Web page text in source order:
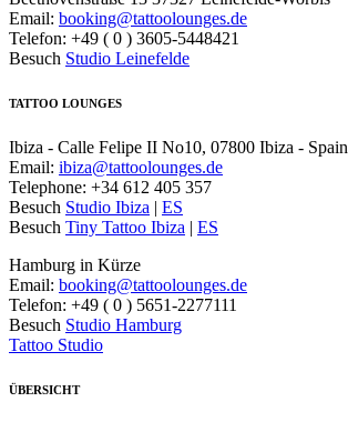
Email: booking@tattoolounges.de
Telefon: +49 ( 0 ) 3605-5448421
Besuch Studio Leinefelde
TATTOO LOUNGES
Ibiza - Calle Felipe II No10, 07800 Ibiza - Spain
Email: ibiza@tattoolounges.de
Telephone: +34 612 405 357
Besuch Studio Ibiza | ES
Besuch Tiny Tattoo Ibiza | ES
Hamburg in Kürze
Email: booking@tattoolounges.de
Telefon: +49 ( 0 ) 5651-2277111
Besuch Studio Hamburg
Tattoo Studio
ÜBERSICHT